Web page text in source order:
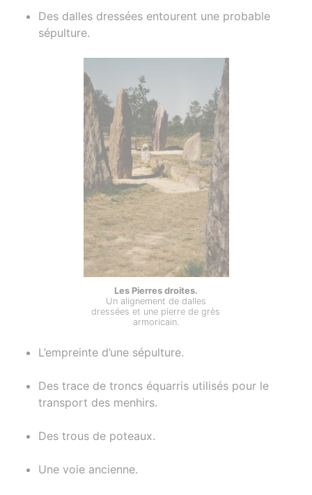
Des dalles dressées entourent une probable
sépulture.
Les Pierres droites.
Un alignement de dalles
dressées et une pierre de grès
armoricain.
L’empreinte d’une sépulture.
Des trace de troncs équarris utilisés pour le
transport des menhirs.
Des trous de poteaux.
Une voie ancienne.